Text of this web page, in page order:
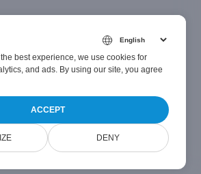
2024-2026. All Rights Reserved.
by Doconut Viewer v26.1.0
best experience, we use cookies for
and ads. By using our site, you agree
ACCEPT
DENY